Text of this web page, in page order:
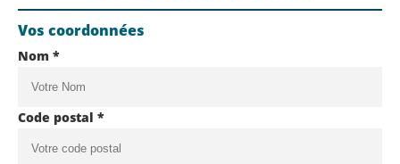
Vos coordonnées
Nom *
Code postal *